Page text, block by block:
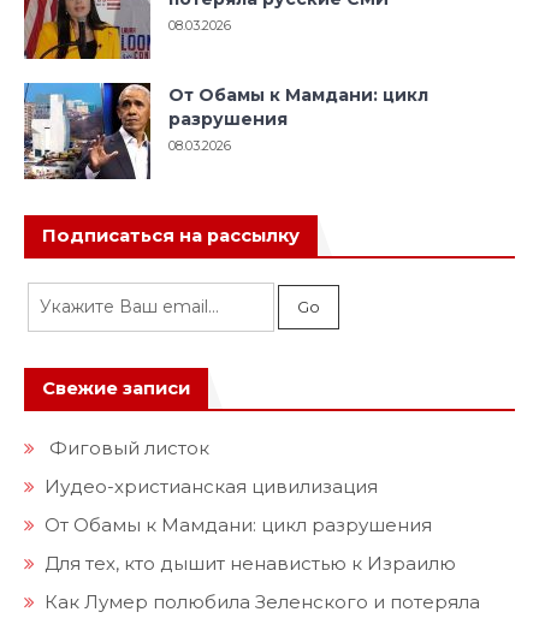
08.03.2026
От Обамы к Мамдани: цикл
разрушения
08.03.2026
Подписаться на рассылку
Свежие записи
Фиговый листок
Иудео-христианская цивилизация
От Обамы к Мамдани: цикл разрушения
Для тех, кто дышит ненавистью к Израилю
Как Лумер полюбила Зеленского и потеряла